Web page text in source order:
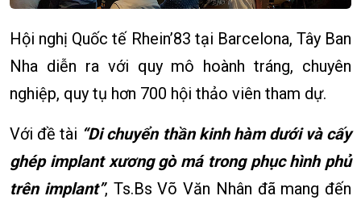
Hội nghị Quốc tế Rhein’83 tại Barcelona, Tây Ban
Nha diễn ra với quy mô hoành tráng, chuyên
nghiệp, quy tụ hơn 700 hội thảo viên tham dự.
Với đề tài “Di chuyển thần kinh hàm dưới và cấy
ghép implant xương gò má trong phục hình phủ
trên implant”, Ts.Bs Võ Văn Nhân đã mang đến